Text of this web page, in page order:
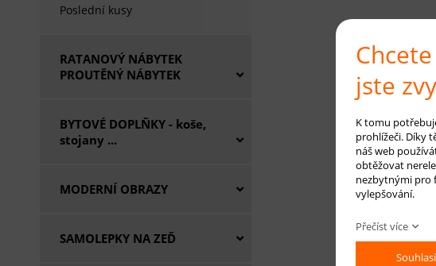
Poslední kusy
RATANOVÝ NÁBYTEK
PROUTĚNÝ NÁBYTEK
BYTOVÉ DOPLŇKY - koše,
stojany ...
MODERNÍ OBRAZY
SAMOLEPKY NA ZEĎ
jste
K tomu
prohlížeči. Díky
náš web
obtěžovat
nezbytnými pro
vylepšování.
Přečíst více